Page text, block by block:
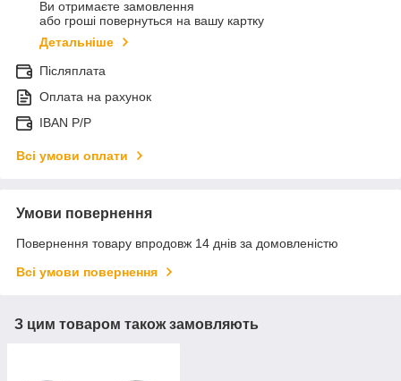
Ви отримаєте замовлення
або гроші повернуться на вашу картку
Детальніше
Післяплата
Оплата на рахунок
IBAN P/P
Всі умови оплати
Умови повернення
Повернення товару впродовж 14 днів за домовленістю
Всі умови повернення
З цим товаром також замовляють